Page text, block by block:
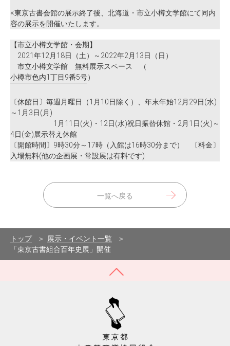
※東京古書会館の展示終了後、北海道・市立小樽文学館にて同内
容の展示を開催いたします。
【市立小樽文学館・会期】
2021年12月18日（土）～2022年2月13日（日）
市立小樽文学館 無料展示スペース （
小樽市色内1丁目9番5号）
〔休館日〕毎週月曜日（1月10日除く）、年末年始12月29日(水)
～1月3日(月)
1月11日(火)・12日(水)祝日振替休館・2月1日(火)～
4日(金)展示替え休館
〔開館時間〕9時30分～17時（入館は16時30分まで） 〔料金〕
入場無料(他の企画展・常設展は有料です)
一覧へ戻る
トップ
展示・イベント一覧
「東京古書組合百年史展」開催